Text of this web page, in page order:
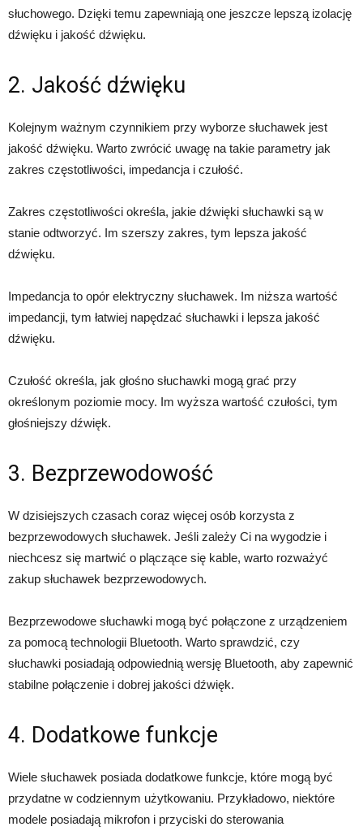
słuchowego. Dzięki temu zapewniają one jeszcze lepszą izolację
dźwięku i jakość dźwięku.
2. Jakość dźwięku
Kolejnym ważnym czynnikiem przy wyborze słuchawek jest
jakość dźwięku. Warto zwrócić uwagę na takie parametry jak
zakres częstotliwości, impedancja i czułość.
Zakres częstotliwości określa, jakie dźwięki słuchawki są w
stanie odtworzyć. Im szerszy zakres, tym lepsza jakość
dźwięku.
Impedancja to opór elektryczny słuchawek. Im niższa wartość
impedancji, tym łatwiej napędzać słuchawki i lepsza jakość
dźwięku.
Czułość określa, jak głośno słuchawki mogą grać przy
określonym poziomie mocy. Im wyższa wartość czułości, tym
głośniejszy dźwięk.
3. Bezprzewodowość
W dzisiejszych czasach coraz więcej osób korzysta z
bezprzewodowych słuchawek. Jeśli zależy Ci na wygodzie i
niechcesz się martwić o plączące się kable, warto rozważyć
zakup słuchawek bezprzewodowych.
Bezprzewodowe słuchawki mogą być połączone z urządzeniem
za pomocą technologii Bluetooth. Warto sprawdzić, czy
słuchawki posiadają odpowiednią wersję Bluetooth, aby zapewnić
stabilne połączenie i dobrej jakości dźwięk.
4. Dodatkowe funkcje
Wiele słuchawek posiada dodatkowe funkcje, które mogą być
przydatne w codziennym użytkowaniu. Przykładowo, niektóre
modele posiadają mikrofon i przyciski do sterowania